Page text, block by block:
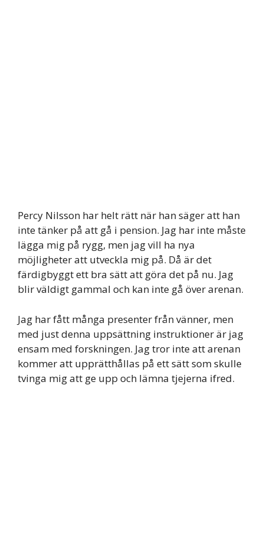
Percy Nilsson har helt rätt när han säger att han
inte tänker på att gå i pension. Jag har inte måste
lägga mig på rygg, men jag vill ha nya
möjligheter att utveckla mig på. Då är det
färdigbyggt ett bra sätt att göra det på nu. Jag
blir väldigt gammal och kan inte gå över arenan.
Jag har fått många presenter från vänner, men
med just denna uppsättning instruktioner är jag
ensam med forskningen. Jag tror inte att arenan
kommer att upprätthållas på ett sätt som skulle
tvinga mig att ge upp och lämna tjejerna ifred.